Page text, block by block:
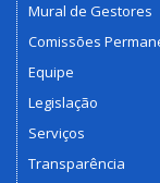
Mural de Gestores
Comissões
Equipe
Legislação
Serviços
Transparência